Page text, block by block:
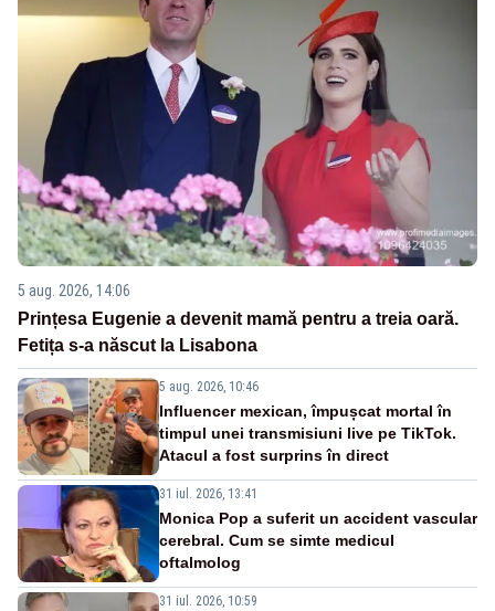
5 aug. 2026, 14:06
Prințesa Eugenie a devenit mamă pentru a treia oară.
Fetița s-a născut la Lisabona
5 aug. 2026, 10:46
Influencer mexican, împușcat mortal în
timpul unei transmisiuni live pe TikTok.
Atacul a fost surprins în direct
31 iul. 2026, 13:41
Monica Pop a suferit un accident vascular
cerebral. Cum se simte medicul
oftalmolog
31 iul. 2026, 10:59